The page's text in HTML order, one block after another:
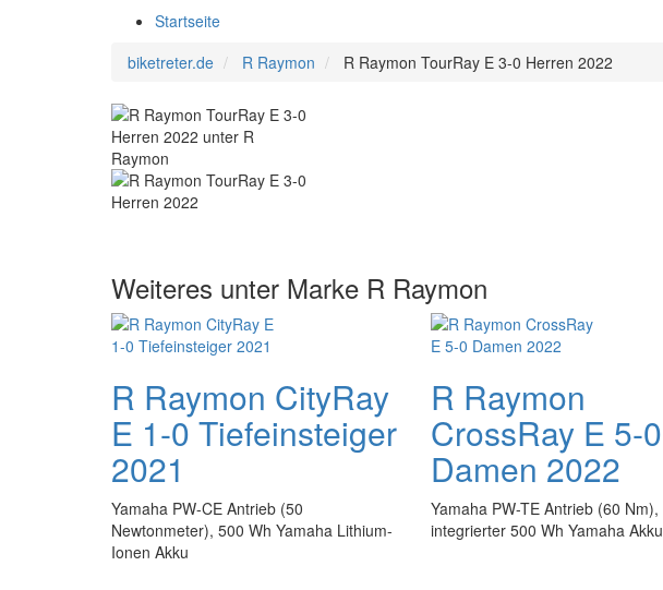
Startseite
biketreter.de
R Raymon R Raymon TourRay E 3-0 Herren 2022
Weiteres unter Marke R Raymon
R Raymon CityRay
E 1-0 Tiefeinsteiger
2021
Yamaha PW-CE Antrieb (50
Newtonmeter), 500 Wh Yamaha Lithium-
Ionen Akku
R Raymon
CrossRay E 5-0
Damen 2022
Yamaha PW-TE Antrieb (60 Nm),
integrierter 500 Wh Yamaha Akku